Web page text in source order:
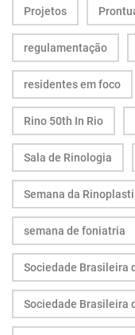
Projetos
regulamentação
residentes em foco
Rino 50th In Rio
Sala de Rinologia
Semana da
semana de foniatria
Sociedade Brasileira
Sociedade Brasileira